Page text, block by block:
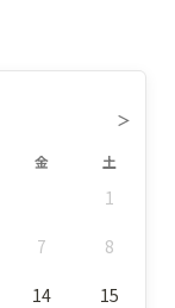
＞
金 土
1
7 8
14 15